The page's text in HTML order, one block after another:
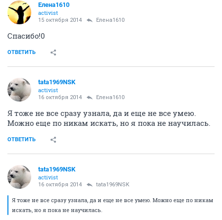
Елена1610
activist
15 октября 2014 Елена1610
Спасибо!0
ОТВЕТИТЬ
tata1969NSK
activist
16 октября 2014 Елена1610
Я тоже не все сразу узнала, да и еще не все умею.
Можно еще по никам искать, но я пока не научилась.
ОТВЕТИТЬ
tata1969NSK
activist
16 октября 2014 tata1969NSK
Я тоже не все сразу узнала, да и еще не все умею. Можно еще по никам
искать, но я пока не научилась.